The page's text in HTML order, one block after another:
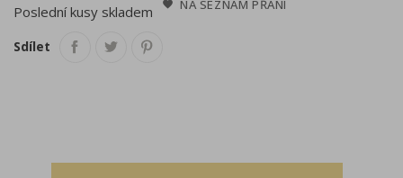
Poslední kusy skladem NA SEZNAM PŘÁNÍ
Sdílet